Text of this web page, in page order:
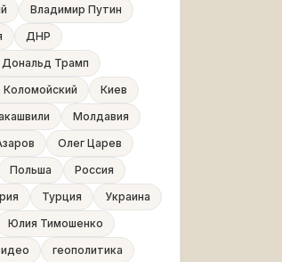
Владимир Путин
ДНР
Дональд Трамп
Коломойский
Киев
Молдавия
Олег Царев
Польша
Россия
Турция
Украина
Юлия Тимошенко
геополитика